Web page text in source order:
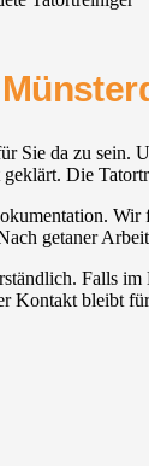
Sie da zu sein.
Die
getaner
Falls
Kontakt bleibt